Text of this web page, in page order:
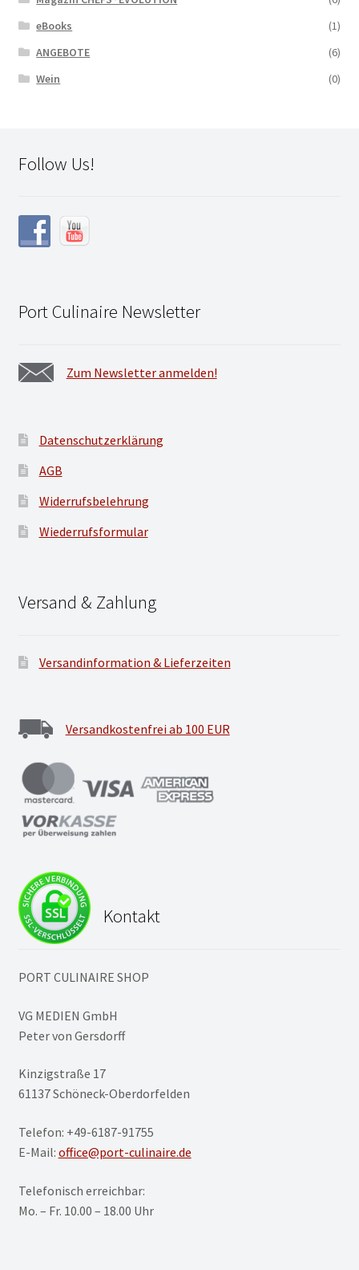
eBooks
(1)
ANGEBOTE
(6)
Wein
(0)
Follow Us!
Port Culinaire Newsletter
Zum Newsletter anmelden!
Datenschutzerklärung
AGB
Widerrufsbelehrung
Wiederrufsformular
Versand & Zahlung
Versandinformation & Lieferzeiten
Versandkostenfrei ab 100 EUR
Kontakt
PORT CULINAIRE SHOP
VG MEDIEN GmbH
Peter von Gersdorff
Kinzigstraße 17
61137 Schöneck-Oberdorfelden
Telefon: +49-6187-91755
E-Mail: office@port-culinaire.de
Telefonisch erreichbar:
Mo. – Fr. 10.00 – 18.00 Uhr